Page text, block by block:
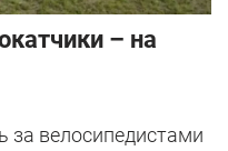
– на
за велосипедистами